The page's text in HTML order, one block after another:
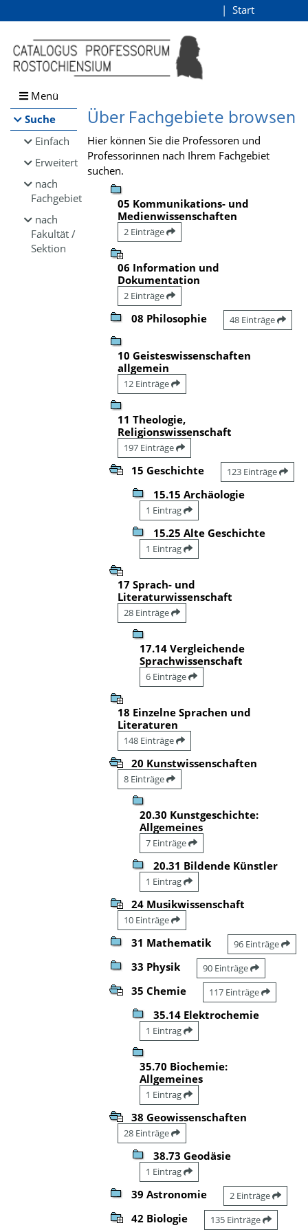
Browsen
direkt zum Inhalt
Start
Menü
Suche
Einfach
Erweitert
nach
Fachgebiet
nach
Fakultät /
Sektion
Über Fachgebiete browsen
Hier können Sie die Professoren und
Professorinnen nach Ihrem Fachgebiet
suchen.
05 Kommunikations- und
Medienwissenschaften
2 Einträge
06 Information und
Dokumentation
2 Einträge
08 Philosophie 48 Einträge
10 Geisteswissenschaften
allgemein
12 Einträge
11 Theologie,
Religionswissenschaft
197 Einträge
15 Geschichte 123 Einträge
15.15 Archäologie
1 Eintrag
15.25 Alte Geschichte
1 Eintrag
17 Sprach- und
Literaturwissenschaft
28 Einträge
17.14 Vergleichende
Sprachwissenschaft
6 Einträge
18 Einzelne Sprachen und
Literaturen
148 Einträge
20 Kunstwissenschaften
8 Einträge
20.30 Kunstgeschichte:
Allgemeines
7 Einträge
20.31 Bildende Künstler
1 Eintrag
24 Musikwissenschaft
10 Einträge
31 Mathematik 96 Einträge
33 Physik 90 Einträge
35 Chemie 117 Einträge
35.14 Elektrochemie
1 Eintrag
35.70 Biochemie:
Allgemeines
1 Eintrag
38 Geowissenschaften
28 Einträge
38.73 Geodäsie
1 Eintrag
39 Astronomie 2 Einträge
42 Biologie 135 Einträge